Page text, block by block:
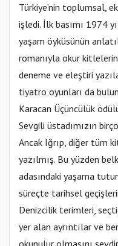
Türkiye’nin toplumsal,
işledi. İlk basımı 1974
yaşam öyküsünün
romanıyla okur
deneme ve eleştiri
tiyatro oyunları da
Karacan Üçüncülük
Sevgili üstadımızın
Ancak Iğrıp, diğer tüm
yazılmış. Bu yüzden
adasındaki yaşama
süreçte tarihsel
Denizcilik terimleri,
yer alan ayrıntılar ve
okunulur olmasını